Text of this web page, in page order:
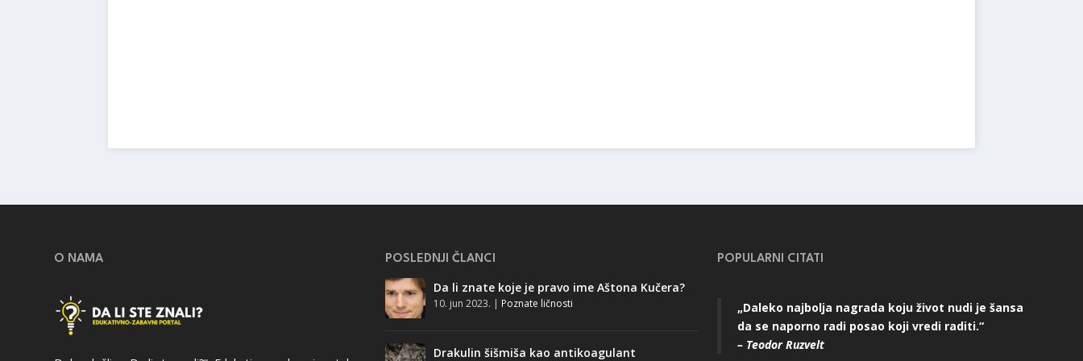
O NAMA POSLEDNJI ČLANCI
Da li znate koje je pravo ime Aštona Kučera?
10. jun 2023. | Poznate ličnosti
Drakulin šišmiša kao antikoagulant
POPULARNI CITATI
„Daleko najbolja nagrada koju život nudi je šansa
da se naporno radi posao koji vredi raditi.“
– Teodor Ruzvelt